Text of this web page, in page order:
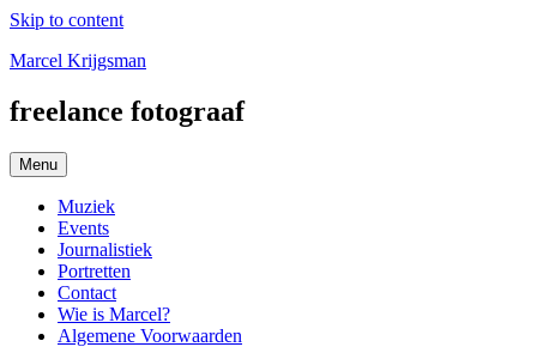
Skip to content
Marcel Krijgsman
freelance fotograaf
Menu
Muziek
Events
Journalistiek
Portretten
Contact
Wie is Marcel?
Algemene Voorwaarden